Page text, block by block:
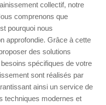
collectif, notre
comprenons que
pourquoi nous
approfondie. Grâce à cette
des solutions
spécifiques de votre
sont réalisés par
ainsi un service de
techniques modernes et